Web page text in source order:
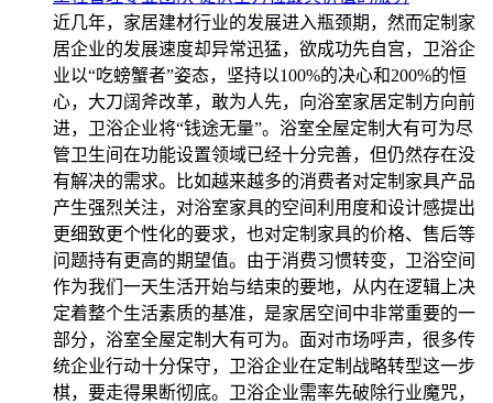
近几年，家居建材行业的发展进入瓶颈期，然而定制家
居企业的发展速度却异常迅猛，欲成功先自宫，卫浴企
业以“吃螃蟹者”姿态，坚持以100%的决心和200%的恒
心，大刀阔斧改革，敢为人先，向浴室家居定制方向前
进，卫浴企业将“钱途无量”。浴室全屋定制大有可为尽
管卫生间在功能设置领域已经十分完善，但仍然存在没
有解决的需求。比如越来越多的消费者对定制家具产品
产生强烈关注，对浴室家具的空间利用度和设计感提出
更细致更个性化的要求，也对定制家具的价格、售后等
问题持有更高的期望值。由于消费习惯转变，卫浴空间
作为我们一天生活开始与结束的要地，从内在逻辑上决
定着整个生活素质的基准，是家居空间中非常重要的一
部分，浴室全屋定制大有可为。面对市场呼声，很多传
统企业行动十分保守，卫浴企业在定制战略转型这一步
棋，要走得果断彻底。卫浴企业需率先破除行业魔咒，